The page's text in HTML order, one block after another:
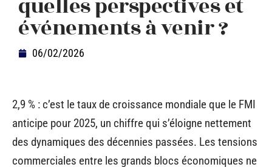
quelles perspectives et
événements à venir ?
06/02/2026
2,9 % : c’est le taux de croissance mondiale que le FMI
anticipe pour 2025, un chiffre qui s’éloigne nettement
des dynamiques des décennies passées. Les tensions
commerciales entre les grands blocs économiques ne